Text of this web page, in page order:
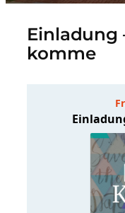
Einladung
komme